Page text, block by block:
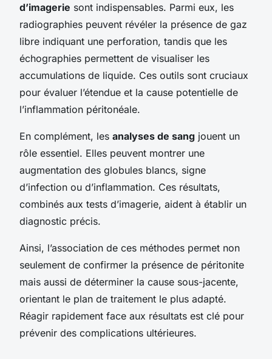
d’imagerie sont indispensables. Parmi eux, les
radiographies peuvent révéler la présence de gaz
libre indiquant une perforation, tandis que les
échographies permettent de visualiser les
accumulations de liquide. Ces outils sont cruciaux
pour évaluer l’étendue et la cause potentielle de
l’inflammation péritonéale.
En complément, les analyses de sang jouent un
rôle essentiel. Elles peuvent montrer une
augmentation des globules blancs, signe
d’infection ou d’inflammation. Ces résultats,
combinés aux tests d’imagerie, aident à établir un
diagnostic précis.
Ainsi, l’association de ces méthodes permet non
seulement de confirmer la présence de péritonite
mais aussi de déterminer la cause sous-jacente,
orientant le plan de traitement le plus adapté.
Réagir rapidement face aux résultats est clé pour
prévenir des complications ultérieures.